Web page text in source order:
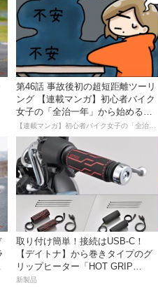
第46話 事故後初の超短距離ツーリ
ング 【連載マンガ】初心者バイク
女子の「全治一年」から始める起
死回生日記
【連載マンガ】初心者バイク女子の「全治一年」から始める起死回生日記
取り付け簡単！接続はUSB-C！
【デイトナ】から巻きタイプのグ
リップヒーター「HOT GRIP
WRAP HEAT」が登場
新製品